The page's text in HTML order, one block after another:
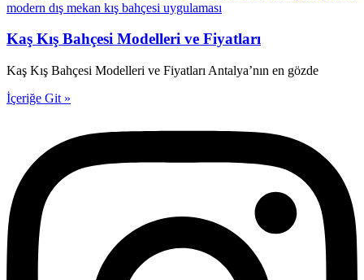
Kaş Kış Bahçesi Modelleri ve Fiyatları
Kaş Kış Bahçesi Modelleri ve Fiyatları Antalya’nın en gözde
İçeriğe Git »